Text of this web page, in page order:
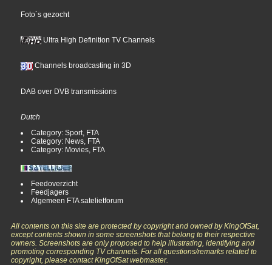
Foto´s gezocht
Ultra High Definition TV Channels
Channels broadcasting in 3D
DAB over DVB transmissions
Dutch
Category: Sport, FTA
Category: News, FTA
Category: Movies, FTA
Feedoverzicht
Feedjagers
Algemeen FTA satelietforum
All contents on this site are protected by copyright and owned by KingOfSat,
except contents shown in some screenshots that belong to their respective
owners. Screenshots are only proposed to help illustrating, identifying and
promoting corresponding TV channels. For all questions/remarks related to
copyright, please contact KingOfSat webmaster.